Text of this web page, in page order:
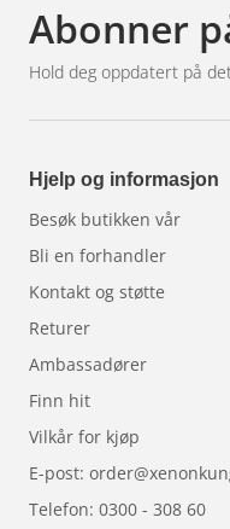
behov.
om ønskelig.
Hvorfor
Vår forpliktelse
vår
Med Rally5-
bryter gjennom
Rally5 for en
Abonner
Hold deg oppdatert på
Hjelp og informasjon
Besøk butikken vår
Bli en forhandler
Kontakt og støtte
Returer
Ambassadører
Finn hit
Vilkår for kjøp
E-post:
Telefon: 0300 - 308 60